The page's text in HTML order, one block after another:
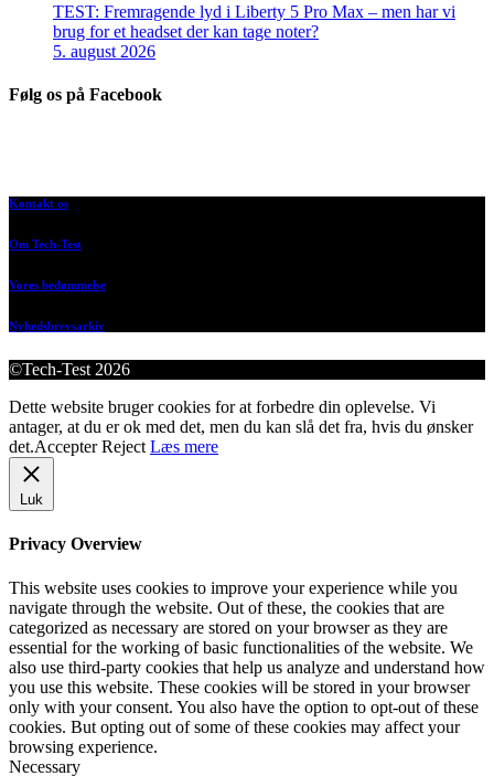
TEST: Fremragende lyd i Liberty 5 Pro Max – men har vi
brug for et headset der kan tage noter?
5. august 2026
Følg os på Facebook
Kontakt os
Om Tech-Test
Vores bedømmelse
Nyhedsbrevsarkiv
©Tech-Test 2026
Dette website bruger cookies for at forbedre din oplevelse. Vi
antager, at du er ok med det, men du kan slå det fra, hvis du ønsker
det.Accepter Reject Læs mere
Luk
Privacy Overview
This website uses cookies to improve your experience while you
navigate through the website. Out of these, the cookies that are
categorized as necessary are stored on your browser as they are
essential for the working of basic functionalities of the website. We
also use third-party cookies that help us analyze and understand how
you use this website. These cookies will be stored in your browser
only with your consent. You also have the option to opt-out of these
cookies. But opting out of some of these cookies may affect your
browsing experience.
Necessary